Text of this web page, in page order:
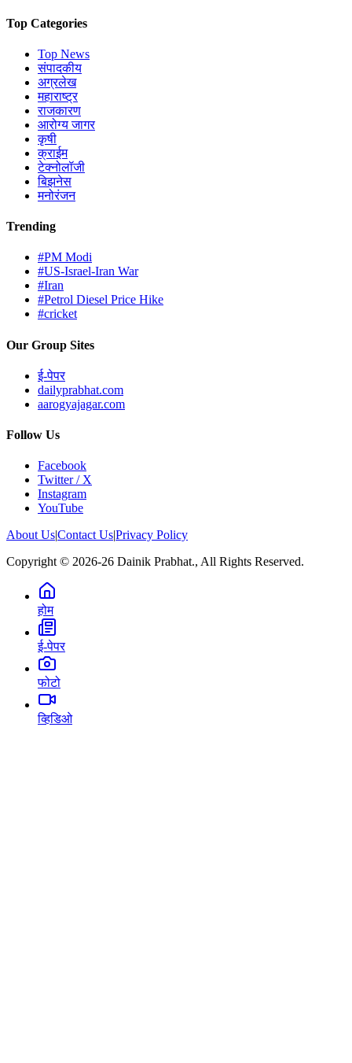
Top Categories
Top News
संपादकीय
अग्रलेख
महाराष्ट्र
राजकारण
आरोग्य जागर
कृषी
क्राईम
टेक्नोलॉजी
बिझनेस
मनोरंजन
Trending
#PM Modi
#US-Israel-Iran War
#Iran
#Petrol Diesel Price Hike
#cricket
Our Group Sites
ई-पेपर
dailyprabhat.com
aarogyajagar.com
Follow Us
Facebook
Twitter / X
Instagram
YouTube
About Us|Contact Us|Privacy Policy
Copyright © 2026-26 Dainik Prabhat., All Rights Reserved.
होम
ई-पेपर
फोटो
व्हिडिओ